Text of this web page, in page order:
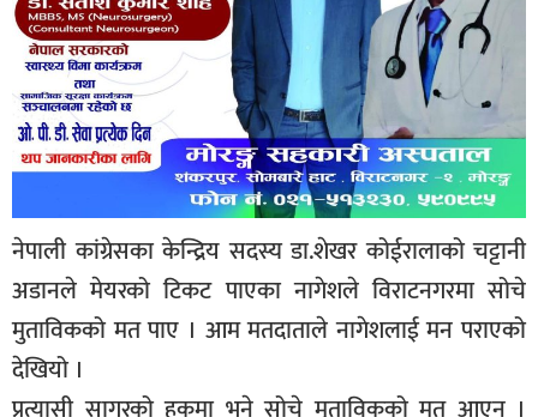
नेपाली कांग्रेसका केन्द्रिय सदस्य डा.शेखर कोईरालाको चट्टानी
अडानले मेयरको टिकट पाएका नागेशले विराटनगरमा सोचे
मुताविकको मत पाए । आम मतदाताले नागेशलाई मन पराएको
देखियो ।